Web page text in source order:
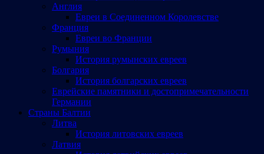
Англия
Евреи в Соединенном Королевстве
Франция
Евреи во Франции
Румыния
История румынских евреев
Болгария
История болгарских евреев
Еврейские памятники и достопримечательности
Германии
Страны Балтии
Литва
История литовских евреев
Латвия